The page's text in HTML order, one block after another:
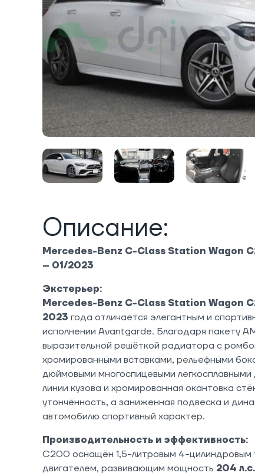
Описание:
Mercedes-Benz C-Class Station Wagon
– 01/2023
Экстерьер:
Mercedes-Benz C-Class Station Wagon
2023 года отличается элегантным и
исполнении Avantgarde. Благодаря пакету
выразительной решёткой радиатора с
хромированными вставками, рельефными
дюймовыми многоспицевыми
линии кузова и хромированная окантовка
утончённость, а заниженная подвеска и
автомобилю спортивный характер.
Производительность и эффективность:
C200 оснащён 1,5-литровым 4-цилиндровым
двигателем, развивающим мощность 204